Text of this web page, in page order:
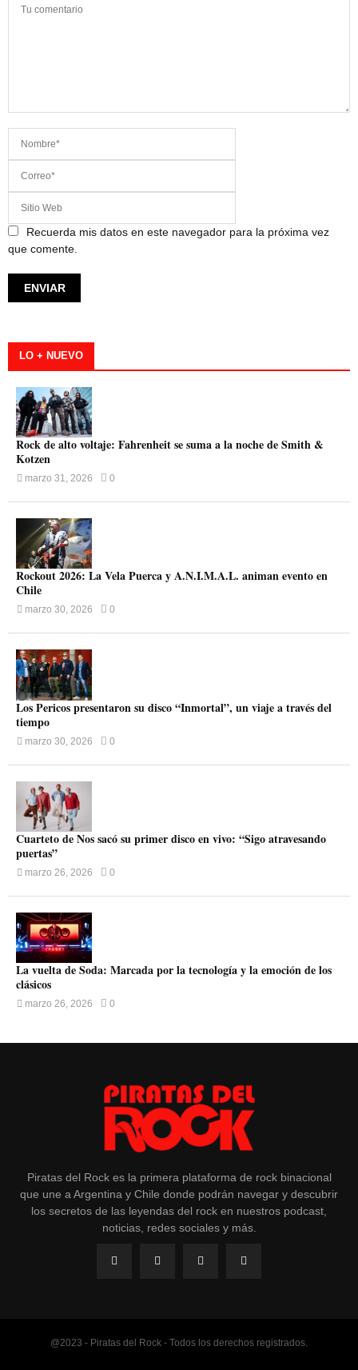
Recuerda mis datos en este navegador para la próxima vez
que comente.
LO + NUEVO
Rock de alto voltaje: Fahrenheit se suma a la noche de Smith &
Kotzen
marzo 31, 2026 0
Rockout 2026: La Vela Puerca y A.N.I.M.A.L. animan evento en
Chile
marzo 30, 2026 0
Los Pericos presentaron su disco “Inmortal”, un viaje a través del
tiempo
marzo 30, 2026 0
Cuarteto de Nos sacó su primer disco en vivo: “Sigo atravesando
puertas”
marzo 26, 2026 0
La vuelta de Soda: Marcada por la tecnología y la emoción de los
clásicos
marzo 26, 2026 0
Piratas del Rock es la primera plataforma de rock binacional
que une a Argentina y Chile donde podrán navegar y descubrir
los secretos de las leyendas del rock en nuestros podcast,
noticias, redes sociales y más.
@2023 - Piratas del Rock - Todos los derechos registrados.